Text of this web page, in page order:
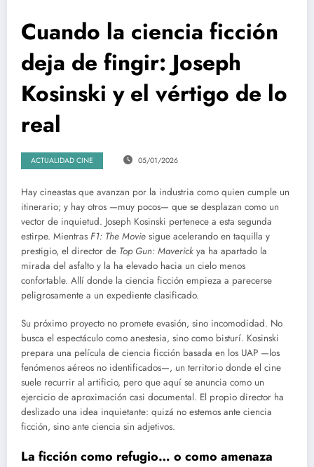
Cuando la ciencia ficción
deja de fingir: Joseph
Kosinski y el vértigo de lo
real
ACTUALIDAD CINE 05/01/2026
Hay cineastas que avanzan por la industria como quien cumple un
itinerario; y hay otros —muy pocos— que se desplazan como un
vector de inquietud. Joseph Kosinski pertenece a esta segunda
estirpe. Mientras F1: The Movie sigue acelerando en taquilla y
prestigio, el director de Top Gun: Maverick ya ha apartado la
mirada del asfalto y la ha elevado hacia un cielo menos
confortable. Allí donde la ciencia ficción empieza a parecerse
peligrosamente a un expediente clasificado.
Su próximo proyecto no promete evasión, sino incomodidad. No
busca el espectáculo como anestesia, sino como bisturí. Kosinski
prepara una película de ciencia ficción basada en los UAP —los
fenómenos aéreos no identificados—, un territorio donde el cine
suele recurrir al artificio, pero que aquí se anuncia como un
ejercicio de aproximación casi documental. El propio director ha
deslizado una idea inquietante: quizá no estemos ante ciencia
ficción, sino ante ciencia sin adjetivos.
La ficción como refugio… o como amenaza